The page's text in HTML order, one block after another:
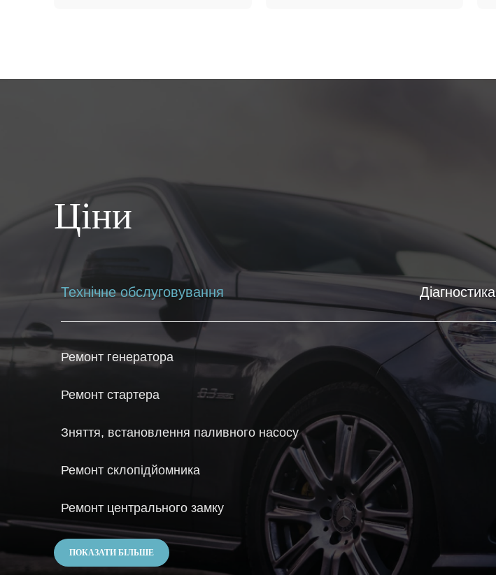
Ціни
Технічне обслуговування Діагностика
Ремонт генератора
Ремонт стартера
Зняття, встановлення паливного насосу
Ремонт склопідйомника
Ремонт центрального замку
ПОКАЗАТИ БІЛЬШЕ